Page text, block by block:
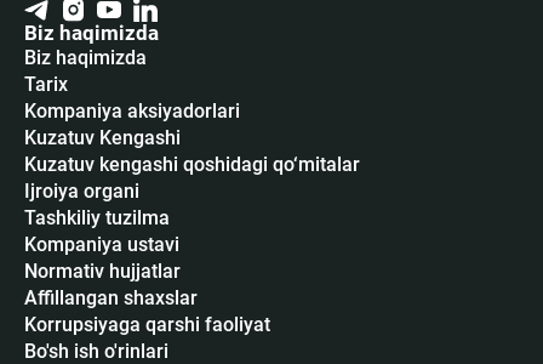
Biz haqimizda
Biz haqimizda
Tarix
Kompaniya aksiyadorlari
Kuzatuv Kengashi
Kuzatuv kengashi qoshidagi qo‘mitalar
Ijroiya organi
Tashkiliy tuzilma
Kompaniya ustavi
Normativ hujjatlar
Affillangan shaxslar
Korrupsiyaga qarshi faoliyat
Bo'sh ish o'rinlari